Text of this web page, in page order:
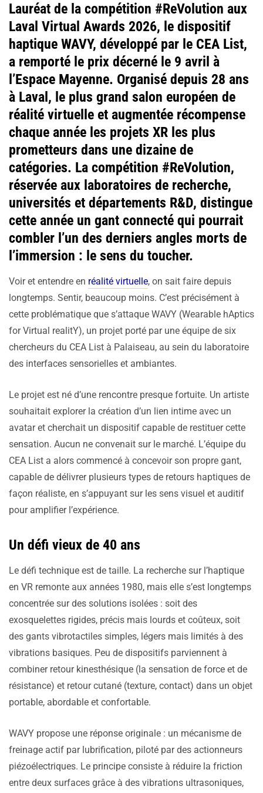
Lauréat de la compétition #ReVolution aux
Laval Virtual Awards 2026, le dispositif
haptique WAVY, développé par le CEA List,
a remporté le prix décerné le 9 avril à
l’Espace Mayenne. Organisé depuis 28 ans
à Laval, le plus grand salon européen de
réalité virtuelle et augmentée récompense
chaque année les projets XR les plus
prometteurs dans une dizaine de
catégories. La compétition #ReVolution,
réservée aux laboratoires de recherche,
universités et départements R&D, distingue
cette année un gant connecté qui pourrait
combler l’un des derniers angles morts de
l’immersion : le sens du toucher.
Voir et entendre en réalité virtuelle, on sait faire depuis
longtemps. Sentir, beaucoup moins. C’est précisément à
cette problématique que s’attaque WAVY (Wearable hAptics
for Virtual realitY), un projet porté par une équipe de six
chercheurs du CEA List à Palaiseau, au sein du laboratoire
des interfaces sensorielles et ambiantes.
Le projet est né d’une rencontre presque fortuite. Un artiste
souhaitait explorer la création d’un lien intime avec un
avatar et cherchait un dispositif capable de restituer cette
sensation. Aucun ne convenait sur le marché. L’équipe du
CEA List a alors commencé à concevoir son propre gant,
capable de délivrer plusieurs types de retours haptiques de
façon réaliste, en s’appuyant sur les sens visuel et auditif
pour amplifier l’expérience.
Un défi vieux de 40 ans
Le défi technique est de taille. La recherche sur l’haptique
en VR remonte aux années 1980, mais elle s’est longtemps
concentrée sur des solutions isolées : soit des
exosquelettes rigides, précis mais lourds et coûteux, soit
des gants vibrotactiles simples, légers mais limités à des
vibrations basiques. Peu de dispositifs parviennent à
combiner retour kinesthésique (la sensation de force et de
résistance) et retour cutané (texture, contact) dans un objet
portable, abordable et confortable.
WAVY propose une réponse originale : un mécanisme de
freinage actif par lubrification, piloté par des actionneurs
piézoélectriques. Le principe consiste à réduire la friction
entre deux surfaces grâce à des vibrations ultrasoniques,